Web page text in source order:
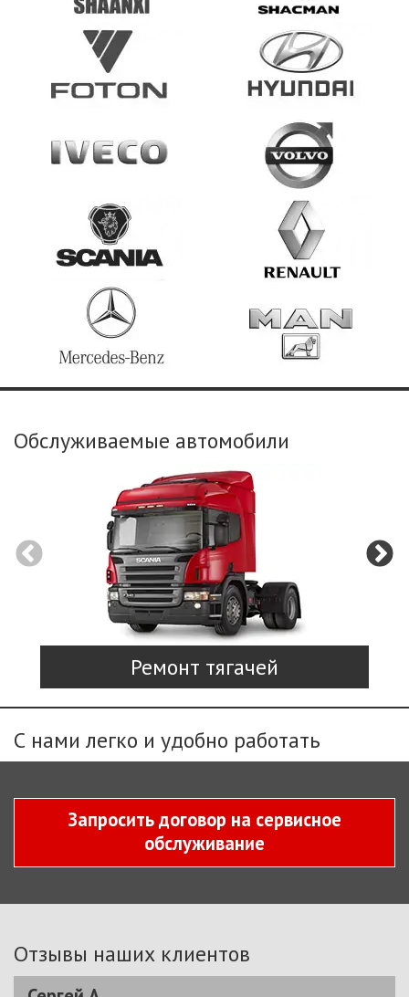
Обслуживаемые автомобили
Ремонт тягачей
С нами легко и удобно работать
Запросить договор на сервисное
обслуживание
Отзывы наших клиентов